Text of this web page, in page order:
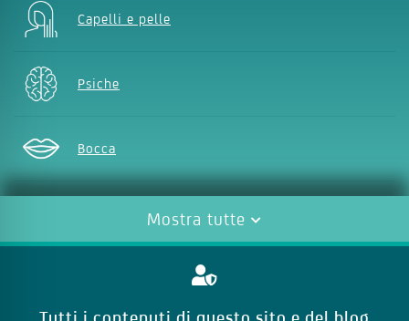
Bocca
Capelli e pelle
Psiche
Mostra tutte